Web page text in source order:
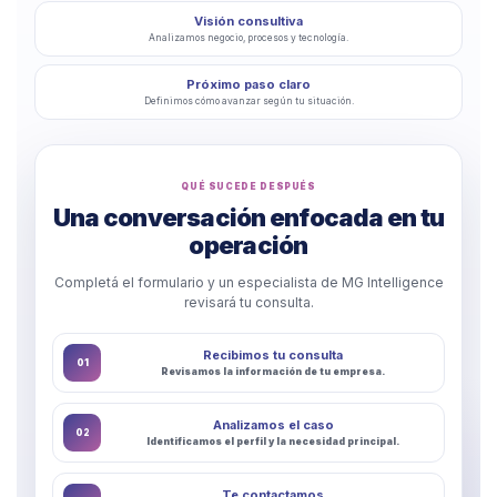
Visión consultiva
Analizamos negocio, procesos y tecnología.
Próximo paso claro
Definimos cómo avanzar según tu situación.
QUÉ SUCEDE DESPUÉS
Una conversación enfocada en tu
operación
Completá el formulario y un especialista de MG Intelligence
revisará tu consulta.
01 Recibimos tu consulta
Revisamos la información de tu empresa.
02 Analizamos el caso
Identificamos el perfil y la necesidad principal.